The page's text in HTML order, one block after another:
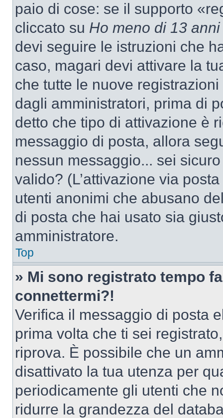
paio di cose: se il supporto
cliccato su Ho meno di 13 anni
devi seguire le istruzioni che
caso, magari devi attivare la
che tutte le nuove
dagli amministratori, prima di
detto che tipo di attivazione è
messaggio di posta, allora
nessun messaggio... sei
valido? (L’attivazione via
utenti anonimi che abusano
di posta che hai usato sia
amministratore.
Top
» Mi sono registrato tempo
connettermi?!
Verifica il messaggio di posta
prima volta che ti sei
riprova. È possibile che un
disattivato la tua utenza per
periodicamente gli utenti che
ridurre la grandezza del